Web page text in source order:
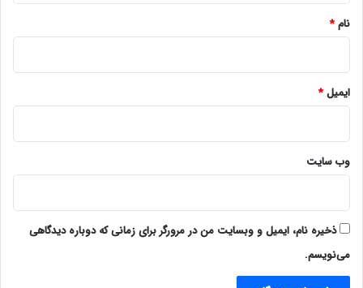
نام*
ایمیل*
وب‌ سایت
ذخیره نام، ایمیل و وبسایت من در مرورگر برای زمانی که دوباره دیدگاهی
می‌نویسم.